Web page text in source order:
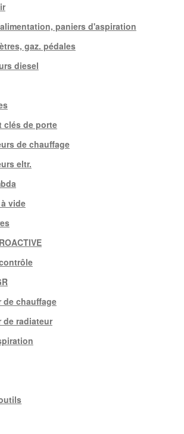
paniers d'aspiration
gaz. pédales
diesel
clés de porte
de chauffage
eltr.
vide
de chauffage
de radiateur